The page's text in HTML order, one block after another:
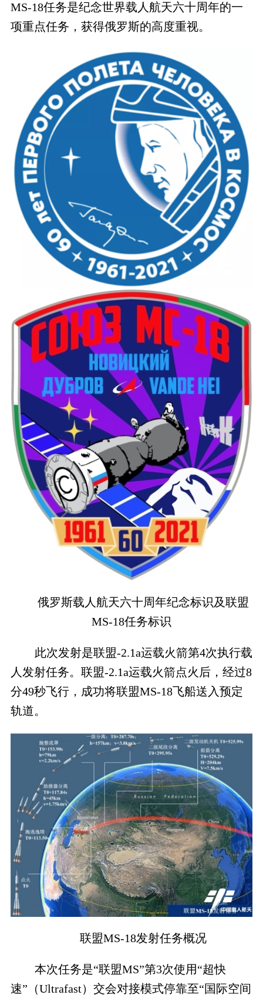
MS-18任务是纪念世界载人航天六十周年的一
项重点任务，获得俄罗斯的高度重视。
俄罗斯载人航天六十周年纪念标识及联盟
MS-18任务标识
此次发射是联盟-2.1a运载火箭第4次执行载
人发射任务。联盟-2.1a运载火箭点火后，经过8
分49秒飞行，成功将联盟MS-18飞船送入预定
轨道。
联盟MS-18发射任务概况
本次任务是“联盟MS”第3次使用“超快
速”（Ultrafast）交会对接模式停靠至“国际空间